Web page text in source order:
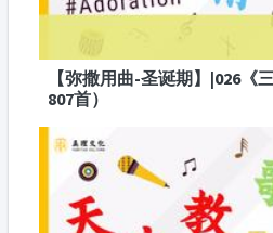
【弥撒用曲-圣诞期】|026《
807首）